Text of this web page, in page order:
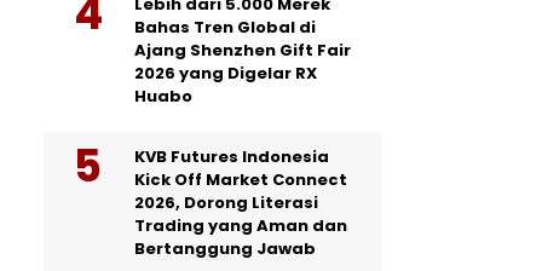
Bahas Tren Global di
Ajang Shenzhen Gift Fair
2026 yang Digelar RX
Huabo
KVB Futures Indonesia
Kick Off Market Connect
2026, Dorong Literasi
Trading yang Aman dan
Bertanggung Jawab